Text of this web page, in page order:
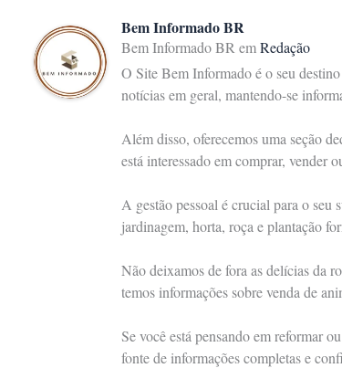
Bem Informado BR
Bem Informado BR emRedação
O Site Bem Informado é o seu
notícias em geral, mantendo-se
Além disso, oferecemos uma seção
está interessado em comprar, vender
A gestão pessoal é crucial para o seu
jardinagem, horta, roça e plantação
Não deixamos de fora as delícias da
temos informações sobre venda de
Se você está pensando em reformar
fonte de informações completas e